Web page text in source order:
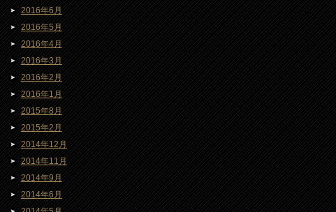
2016年6月
2016年5月
2016年4月
2016年3月
2016年2月
2016年1月
2015年8月
2015年2月
2014年12月
2014年11月
2014年9月
2014年6月